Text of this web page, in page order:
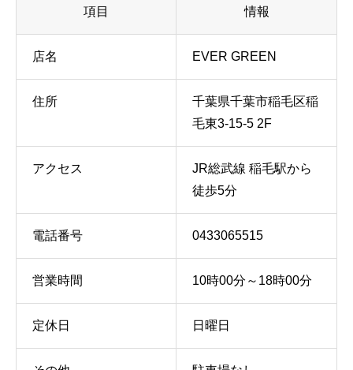
項目 情報
店名 EVER GREEN
住所
千葉県千葉市稲毛区稲
毛東3-15-5 2F
アクセス
JR総武線 稲毛駅から
徒歩5分
電話番号 0433065515
営業時間 10時00分～18時00分
定休日 日曜日